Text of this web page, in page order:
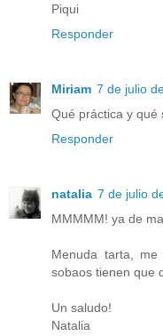
Piqui
Responder
Miriam 7 de julio
Qué práctica y qué
Responder
natalia 7 de julio
MMMMM! ya de
Menuda tarta,
sobaos tienen que
Un saludo!
Natalia